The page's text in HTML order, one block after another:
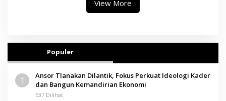
View More
Populer
1
Ansor Tlanakan Dilantik, Fokus Perkuat Ideologi Kader
dan Bangun Kemandirian Ekonomi
537 Dilihat